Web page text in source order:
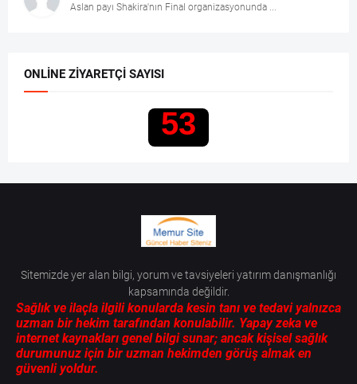
Aslan payı Shakira'nın Final organizasyonunda ...
ONLINE ZIYARETÇI SAYISI
53
Sitemizde yer alan bilgi, yorum ve tavsiyeleri yatırım danışmanlığı
kapsamında değildir.
Sağlık ve ilaçla ilgili konularda kesin tanı ve tedavi yalnızca
uzman bir hekim tarafından konulabilir. Yapay zeka ve
internet kaynakları genel bilgi sunar; ancak kişisel sağlık
durumunuz için bir uzman hekimden görüş almak en
güvenli yoldur.